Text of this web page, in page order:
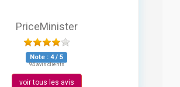
PriceMinister
Note : 4/ 5
94 avis clients
voir tous les avis